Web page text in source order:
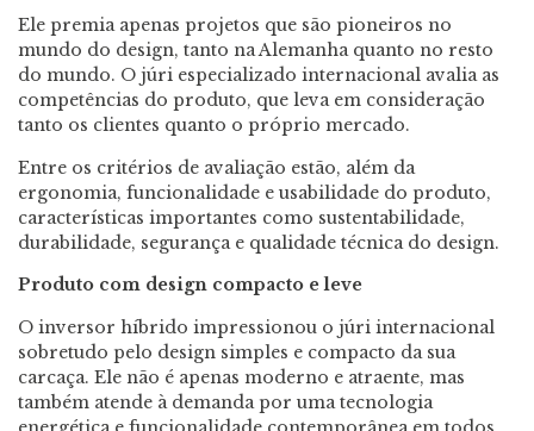
Ele premia apenas projetos que são pioneiros no
mundo do design, tanto na Alemanha quanto no resto
do mundo. O júri especializado internacional avalia as
competências do produto, que leva em consideração
tanto os clientes quanto o próprio mercado.
Entre os critérios de avaliação estão, além da
ergonomia, funcionalidade e usabilidade do produto,
características importantes como sustentabilidade,
durabilidade, segurança e qualidade técnica do design.
Produto com design compacto e leve
O inversor híbrido impressionou o júri internacional
sobretudo pelo design simples e compacto da sua
carcaça. Ele não é apenas moderno e atraente, mas
também atende à demanda por uma tecnologia